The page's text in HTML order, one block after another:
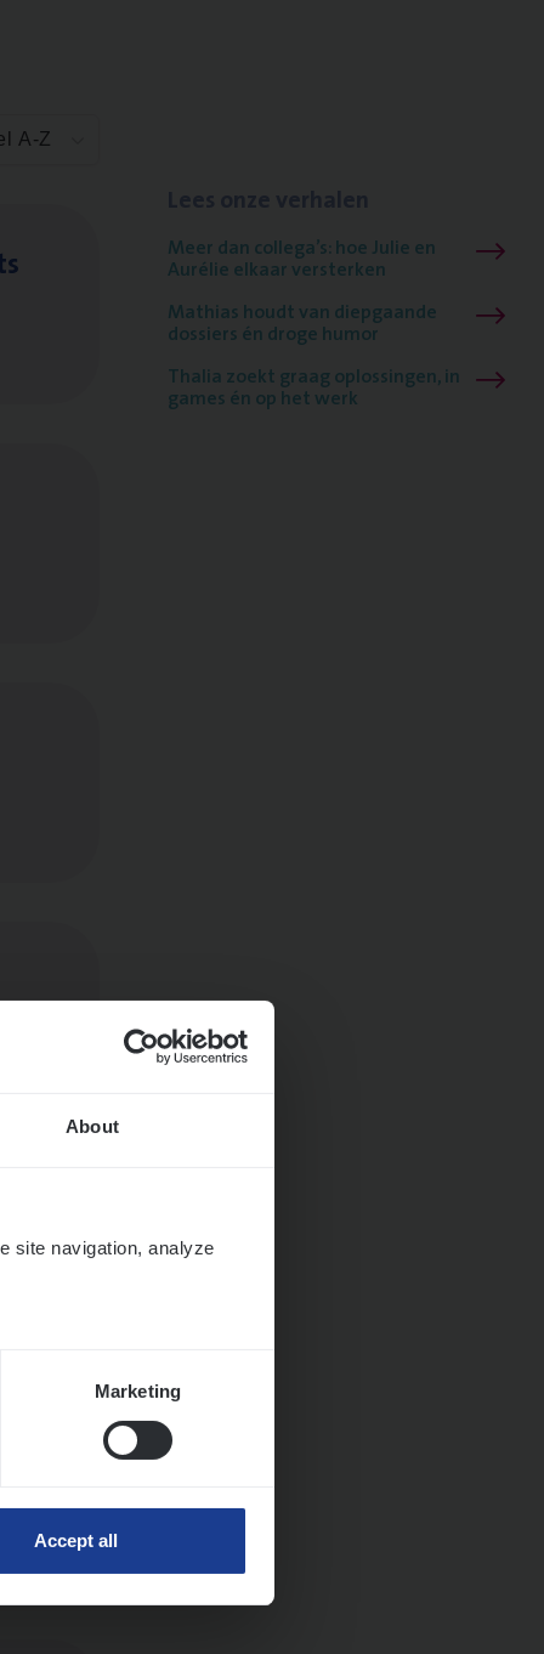
About
site navigation, analyze
Marketing
Accept all
A-Z
Meer dan collega’s: hoe Julie en
Aurélie elkaar versterken
Mathias houdt van diepgaande
dossiers én droge humor
Thalia zoekt graag oplossingen, in
games én op het werk